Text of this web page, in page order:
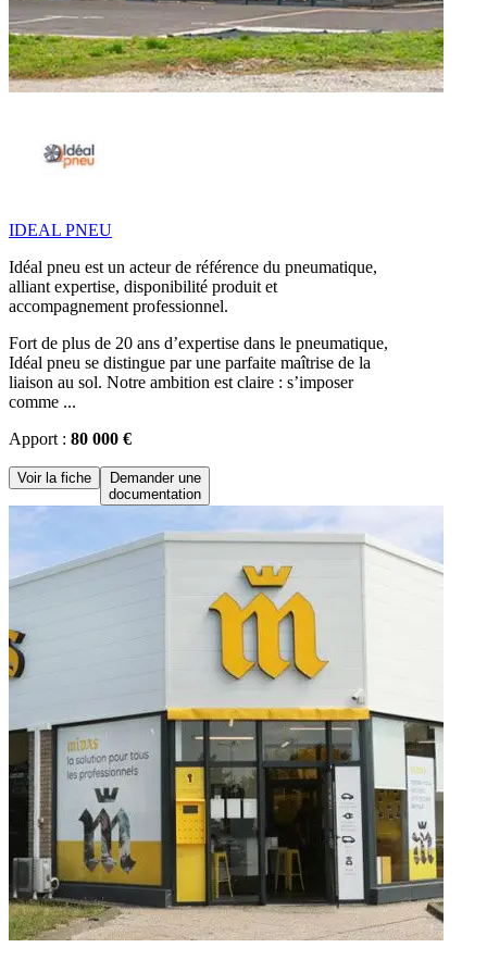
IDEAL PNEU
Idéal pneu est un acteur de référence du pneumatique,
alliant expertise, disponibilité produit et
accompagnement professionnel.
Fort de plus de 20 ans d’expertise dans le pneumatique,
Idéal pneu se distingue par une parfaite maîtrise de la
liaison au sol. Notre ambition est claire : s’imposer
comme ...
Apport : 80 000 €
Voir la fiche
Demander une
documentation